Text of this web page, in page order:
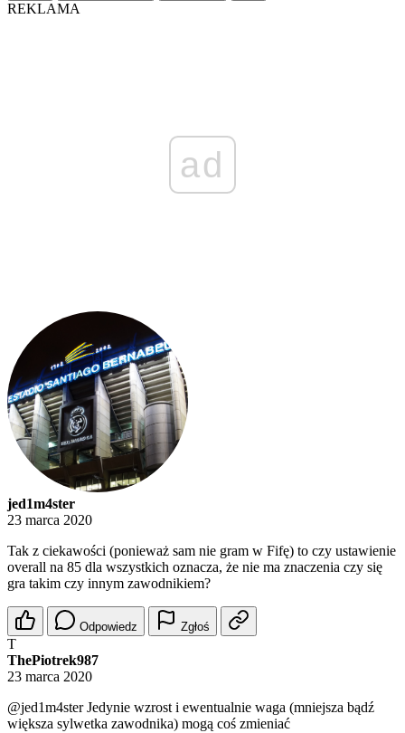
REKLAMA
ad
jed1m4ster
23 marca 2020
Tak z ciekawości (ponieważ sam nie gram w Fifę) to czy ustawienie
overall na 85 dla wszystkich oznacza, że nie ma znaczenia czy się
gra takim czy innym zawodnikiem?
Odpowiedz Zgłoś
T
ThePiotrek987
23 marca 2020
@jed1m4sterJedynie wzrost i ewentualnie waga (mniejsza bądź
większa sylwetka zawodnika) mogą coś zmieniać